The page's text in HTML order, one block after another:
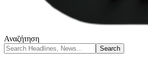
Αναζήτηση